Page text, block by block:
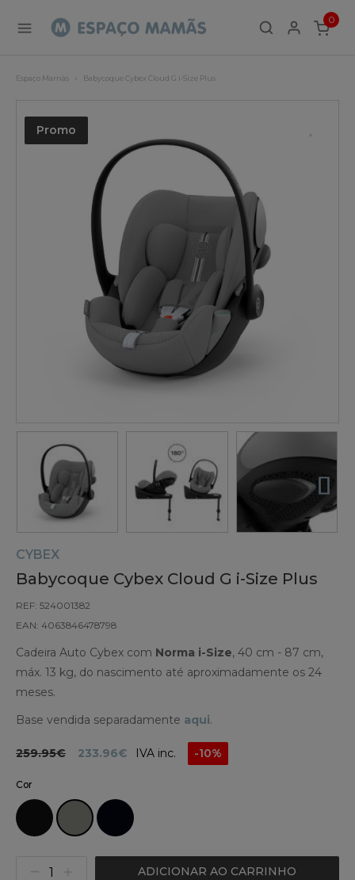
0
ITEMS
Espaço Mamãs Babycoque Cybex Cloud G i-Size Plus
Promo
CYBEX
Babycoque Cybex Cloud G i-Size Plus
REF: 524001382
EAN: 4063846478798
Cadeira Auto Cybex com Norma i-Size, 40 cm - 87 cm,
máx. 13 kg, do nascimento até aproximadamente os 24
meses.
Base vendida separadamente aqui.
259.95€ 233.96€ IVA inc. -10%
Cor
ADICIONAR AO CARRINHO